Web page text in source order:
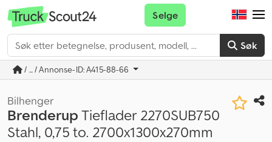
Søk
Selge
/ ... / Annonse-ID: A415-88-66
Bilhenger
BrenderupTieflader 2270SUB750
Stahl, 0,75 to. 2700x1300x270mm